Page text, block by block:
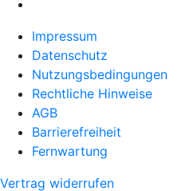
Impressum
Datenschutz
Nutzungsbedingungen
Rechtliche Hinweise
AGB
Barrierefreiheit
Fernwartung
Vertrag widerrufen